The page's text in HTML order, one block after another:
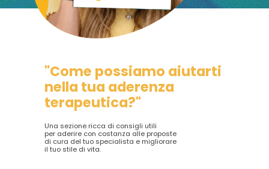
"Come possiamo aiutarti
nella tua aderenza
terapeutica?"
Una sezione ricca di consigli utili
per aderire con costanza alle proposte
di cura del tuo specialista e migliorare
il tuo stile di vita.